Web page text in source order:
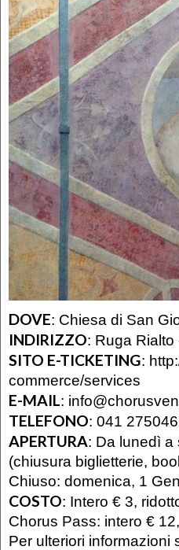
DOVE: Chiesa di San
INDIRIZZO: Ruga Rialto
SITO E-TICKETING:
commerce/services
E-MAIL:
TELEFONO: 041
APERTURA: Da lunedì a
(chiusura biglietterie,
Chiuso: domenica, 1
COSTO: Intero € 3,
Chorus Pass: intero €
Per ulteriori informazioni